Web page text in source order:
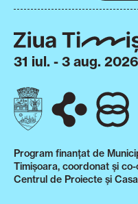
31 iul. - 3 aug. 2026
Program finanțat de
Timișoara, coordonat și
Centrul de Proiecte și